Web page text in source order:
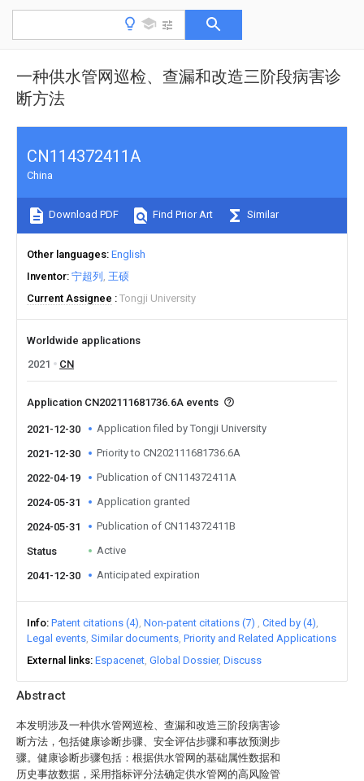
一种供水管网巡检、查漏和改造三阶段病害诊
断方法
Abstract
本发明涉及一种供水管网巡检、查漏和改造三阶段病害诊
断方法，包括健康诊断步骤、安全评估步骤和事故预测步
骤。健康诊断步骤包括：根据供水管网的基础属性数据和
历史事故数据，采用指标评分法确定供水管网的高风险管
CN114372411A
China
Download PDF Find Prior Art Similar
Other languages English
Inventor 宁超列
王硕
Current Assignee
Tongji University
Worldwide applications
2021
CN
Application CN202111681736.6A events
2021-12-30 Application filed by Tongji University
2021-12-30 Priority to CN202111681736.6A
2022-04-19 Publication of CN114372411A
2024-05-31 Application granted
2024-05-31 Publication of CN114372411B
Status Active
2041-12-30 Anticipated expiration
Info Patent citations (4) Non-patent citations (7)
Cited by (4)
Legal events Similar documents Priority and Related Applications
External links Espacenet Global Dossier Discuss